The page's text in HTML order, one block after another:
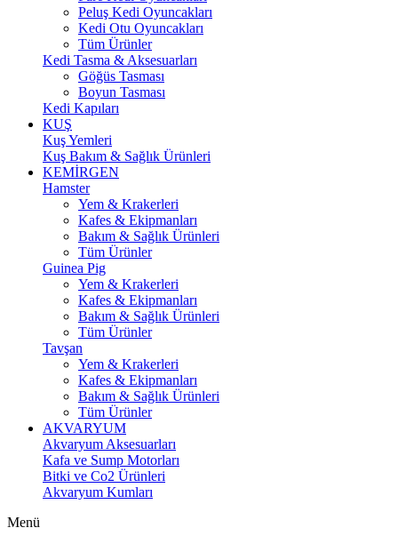
Peluş Kedi Oyuncakları
Kedi Otu Oyuncakları
Tüm Ürünler
Kedi Tasma & Aksesuarları
Göğüs Tasması
Boyun Tasması
Kedi Kapıları
KUŞ
Kuş Yemleri
Kuş Bakım & Sağlık Ürünleri
KEMİRGEN
Hamster
Yem & Krakerleri
Kafes & Ekipmanları
Bakım & Sağlık Ürünleri
Tüm Ürünler
Guinea Pig
Yem & Krakerleri
Kafes & Ekipmanları
Bakım & Sağlık Ürünleri
Tüm Ürünler
Tavşan
Yem & Krakerleri
Kafes & Ekipmanları
Bakım & Sağlık Ürünleri
Tüm Ürünler
AKVARYUM
Akvaryum Aksesuarları
Kafa ve Sump Motorları
Bitki ve Co2 Ürünleri
Akvaryum Kumları
Menü